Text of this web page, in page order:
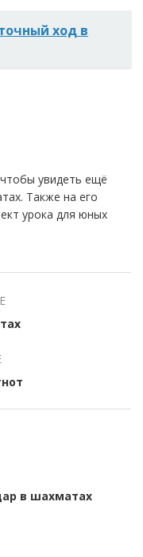
ход в
увидеть ещё
Также на его
урока для юных
в шахматах